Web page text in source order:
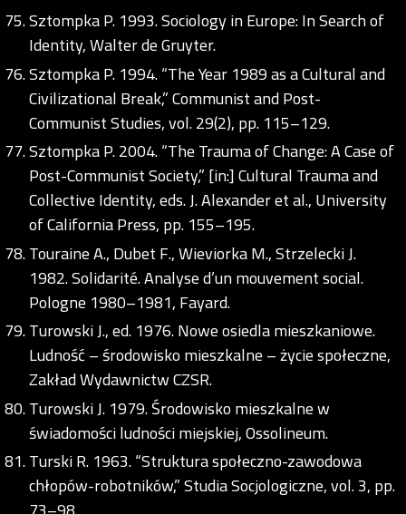
Sztompka P. 1993. Sociology in Europe: In Search of
Identity, Walter de Gruyter.
Sztompka P. 1994. “The Year 1989 as a Cultural and
Civilizational Break,” Communist and Post-
Communist Studies, vol. 29(2), pp. 115–129.
Sztompka P. 2004. “The Trauma of Change: A Case of
Post-Communist Society,” [in:] Cultural Trauma and
Collective Identity, eds. J. Alexander et al., University
of California Press, pp. 155–195.
Touraine A., Dubet F., Wieviorka M., Strzelecki J.
1982. Solidarité. Analyse d’un mouvement social.
Pologne 1980–1981, Fayard.
Turowski J., ed. 1976. Nowe osiedla mieszkaniowe.
Ludność – środowisko mieszkalne – życie społeczne,
Zakład Wydawnictw CZSR.
Turowski J. 1979. Środowisko mieszkalne w
świadomości ludności miejskiej, Ossolineum.
Turski R. 1963. “Struktura społeczno-zawodowa
chłopów-robotników,” Studia Socjologiczne, vol. 3, pp.